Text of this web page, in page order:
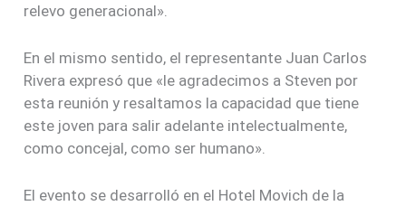
relevo generacional».
En el mismo sentido, el representante Juan Carlos
Rivera expresó que «le agradecimos a Steven por
esta reunión y resaltamos la capacidad que tiene
este joven para salir adelante intelectualmente,
como concejal, como ser humano».
El evento se desarrolló en el Hotel Movich de la